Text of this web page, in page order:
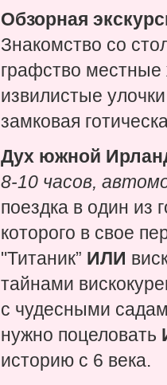
Обзорная
Знакомство со
графство местные
извилистые
замковая
Дух южной
8-10 часов,
поездка в один из
которого в свое
"Титаник” ИЛИ
тайнами
с чудесными
нужно поцеловать
историю с 6 века.